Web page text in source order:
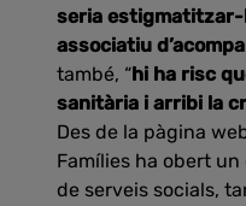
seria
associatiu
també, “hi ha risc
sanitària i arribi la
Des de la pàgina
Famílies ha obert
de serveis socials,